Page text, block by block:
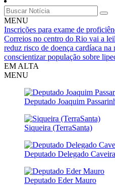
MENU
Inscrições para exame de
Correios no centro do Rio vai a
reduz risco de doença cardíaca na
conscientizar população sobre
EM ALTA
MENU
Deputado Joaquim
Siqueira (TerraSanta)
Deputado Delegado Caveira
Deputado Eder Mauro